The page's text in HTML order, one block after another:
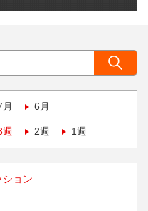
月 6月
週 2週 1週
ション